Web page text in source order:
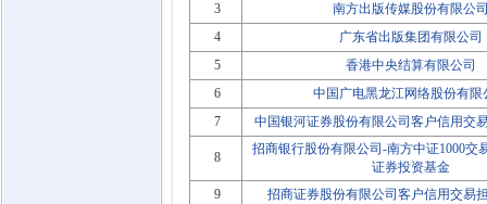
3
南方出版传媒股份有限公
4
广东省出版集团有限公司
5
香港中央结算有限公司
6
中国广电黑龙江网络股份有限
7
中国银河证券股份有限公司客户信用交
8
招商银行股份有限公司-南方中证1000交
证券投资基金
9
招商证券股份有限公司客户信用交易